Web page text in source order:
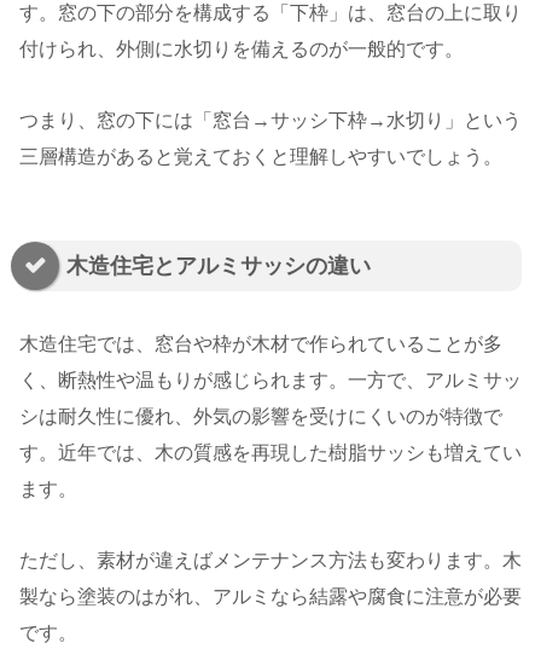
す。窓の下の部分を構成する「下枠」は、窓台の上に取り
付けられ、外側に水切りを備えるのが一般的です。
つまり、窓の下には「窓台→サッシ下枠→水切り」という
三層構造があると覚えておくと理解しやすいでしょう。
木造住宅とアルミサッシの違い
木造住宅では、窓台や枠が木材で作られていることが多
く、断熱性や温もりが感じられます。一方で、アルミサッ
シは耐久性に優れ、外気の影響を受けにくいのが特徴で
す。近年では、木の質感を再現した樹脂サッシも増えてい
ます。
ただし、素材が違えばメンテナンス方法も変わります。木
製なら塗装のはがれ、アルミなら結露や腐食に注意が必要
です。